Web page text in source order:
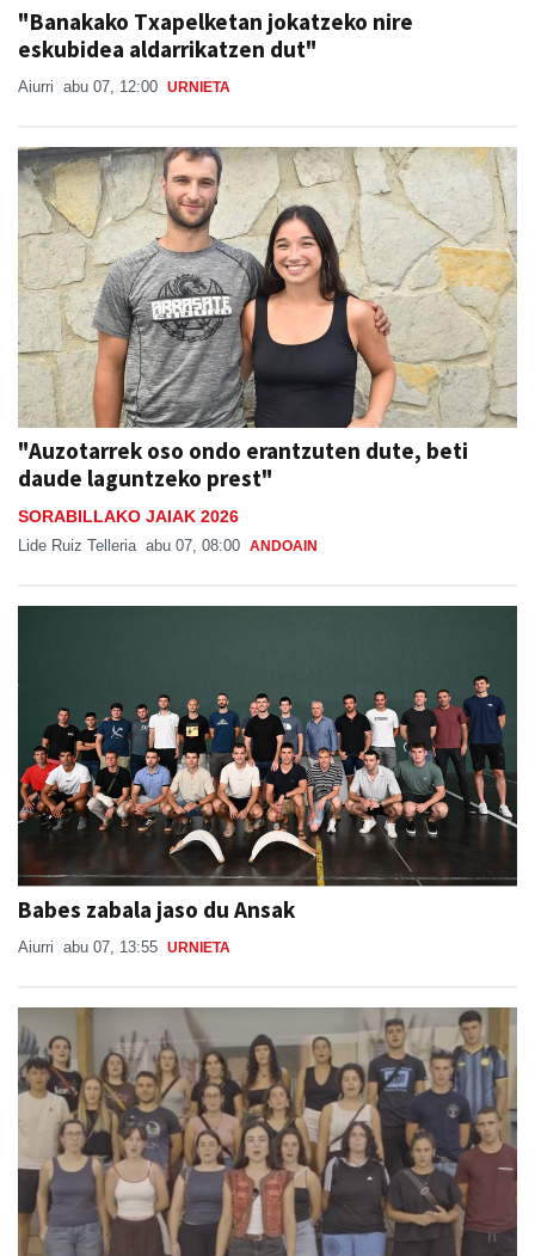
"Banakako Txapelketan jokatzeko nire
eskubidea aldarrikatzen dut"
Aiurri abu 07, 12:00 URNIETA
"Auzotarrek oso ondo erantzuten dute, beti
daude laguntzeko prest"
SORABILLAKO JAIAK 2026
Lide Ruiz Telleria abu 07, 08:00 ANDOAIN
Babes zabala jaso du Ansak
Aiurri abu 07, 13:55 URNIETA